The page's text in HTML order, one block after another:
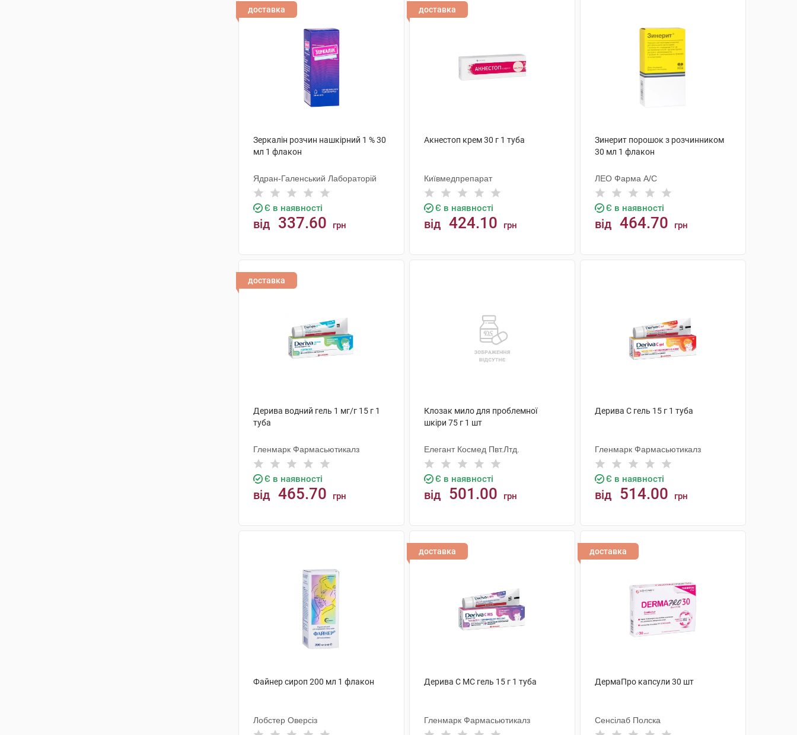
доставка
Зеркалін розчин нашкірний 1 % 30
мл 1 флакон
Ядран-Галенський Лабораторій
Є в наявності
від 337.60 грн
доставка
Акнестоп крем 30 г 1 туба
Київмедпрепарат
Є в наявності
від 424.10 грн
Зинерит порошок з розчинником
30 мл 1 флакон
ЛЕО Фарма А/С
Є в наявності
від 464.70 грн
доставка
Дерива водний гель 1 мг/г 15 г 1
туба
Гленмарк Фармасьютикалз
Є в наявності
від 465.70 грн
Клозак мило для проблемної
шкіри 75 г 1 шт
Елегант Космед Пвт.Лтд.
Є в наявності
від 501.00 грн
Дерива С гель 15 г 1 туба
Гленмарк Фармасьютикалз
Є в наявності
від 514.00 грн
Файнер сироп 200 мл 1 флакон
Лобстер Оверсіз
доставка
Дерива С MC гель 15 г 1 туба
Гленмарк Фармасьютикалз
доставка
ДермаПро капсули 30 шт
Сенсілаб Полска